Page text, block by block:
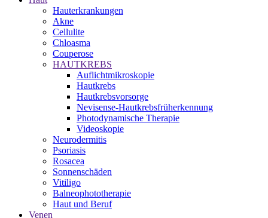
Hauterkrankungen
Akne
Cellulite
Chloasma
Couperose
HAUTKREBS
Auflichtmikroskopie
Hautkrebs
Hautkrebsvorsorge
Nevisense-Hautkrebsfrüherkennung
Photodynamische Therapie
Videoskopie
Neurodermitis
Psoriasis
Rosacea
Sonnenschäden
Vitiligo
Balneophototherapie
Haut und Beruf
Venen